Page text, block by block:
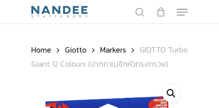
Menu
Home Giotto Markers
GIOTTO Turbo
Giant 12 Colours (ปากกาเมจิกหัวทรงกรวย)